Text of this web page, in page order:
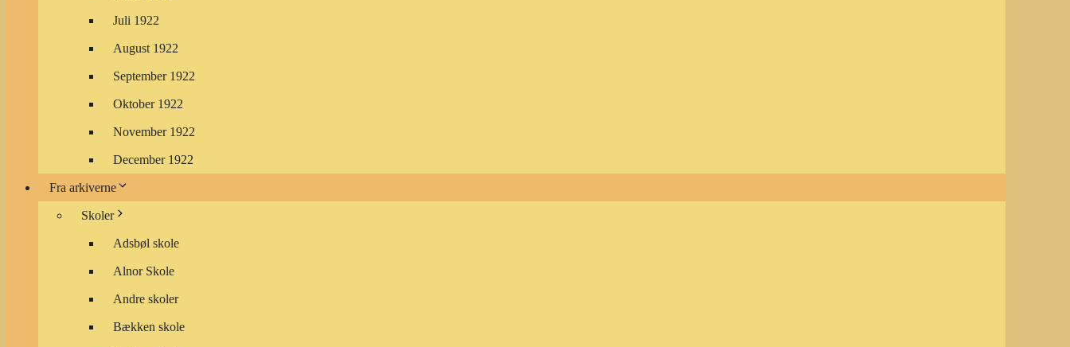
Juli 1922
August 1922
September 1922
Oktober 1922
November 1922
December 1922
Fra arkiverne
Skoler
Adsbøl skole
Alnor Skole
Andre skoler
Bækken skole